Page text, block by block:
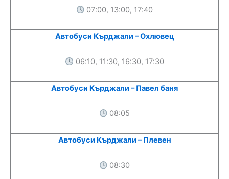
07:00, 13:00, 17:40
Автобуси Кърджали – Охлювец
06:10, 11:30, 16:30, 17:30
Автобуси Кърджали – Павел баня
08:05
Автобуси Кърджали – Плевен
08:30